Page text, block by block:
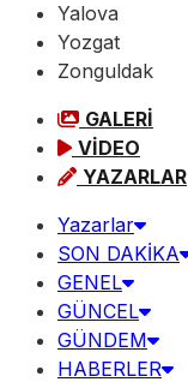
Yalova
Yozgat
Zonguldak
GALERİ
VİDEO
YAZARLAR
Yazarlar
SON DAKİKA
GENEL
GÜNCEL
GÜNDEM
HABERLER